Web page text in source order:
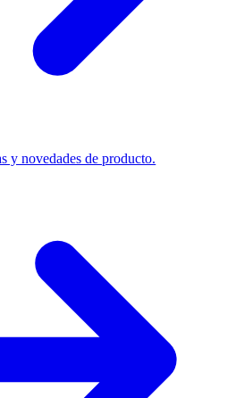
y novedades de producto.